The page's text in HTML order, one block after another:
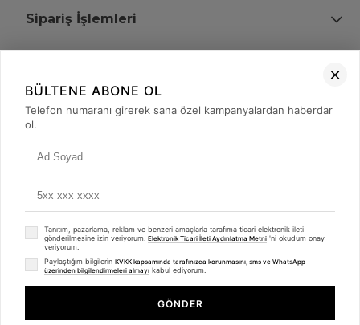
Sipariş İşlemleri
+90 (850) 473 08 08
© 2008 - 2026merterelektronik.com
- Tüm Hakları Saklıdır. Kredi kartı bilgileriniz 256bit SSL sertifikası ile
Whatsapp
BÜLTENE ABONE OL
Telefon numaranı girerek sana özel kampanyalardan haberdar
ol.
Tanıtım, pazarlama, reklam ve benzeri amaçlarla tarafıma ticari elektronik ileti
gönderilmesine izin veriyorum. Elektronik Ticari İleti Aydınlatma Metni 'ni okudum onay
veriyorum.
Paylaştığım bilgilerin KVKK kapsamında tarafınızca korunmasını, sms ve WhatsApp
üzerinden bilgilendirmeleri almayı kabul ediyorum.
GÖNDER